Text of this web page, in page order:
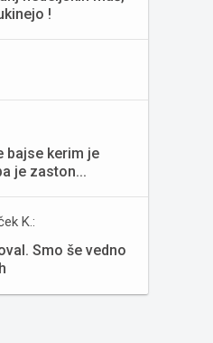
!
bajse kerim je
je zaston...
K.:
Smo še vedno